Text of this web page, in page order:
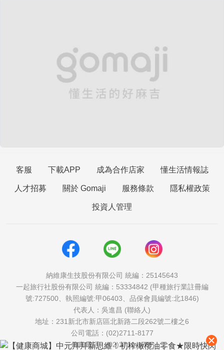
客服 下載APP 成為合作店家 懂生活情報誌
人才招募 關於 Gomaji 服務條款 隱私權政策
投資人管理
納維康生技股份有限公司 統編：25145643
一起旅行社股份有限公司 統編：53334842 (甲種旅行業註冊編
號:727500、執照編號:甲06403、品保會員編號:北1846)
代表人：吳進昌 (聯絡人)
地址：231新北市新店區北新路二段262號二樓之6
公司電話：(02)2711-8177
傳真電話：(02)2711-1757